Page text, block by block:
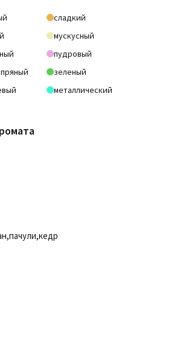
сладкий
мускусный
пудровый
зеленый
металлический
,пачули,кедр